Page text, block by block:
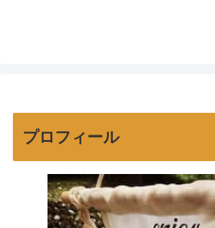
プロフィール